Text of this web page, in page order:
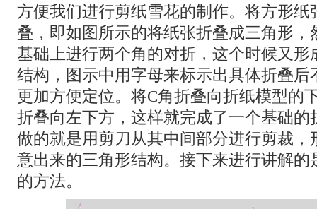
方便我们进行剪纸雪花的制作。将方形纸
叠，即如图所示的将纸张折叠成三角形，
基础上进行两个角的对折，这个时候又形
结构，图示中用字母来标示出具体折叠后
更加方便定位。将C角折叠向折纸模型的
折叠向左下方，这样就完成了一个基础的
做的就是用剪刀从其中间部分进行剪裁，
意出来的三角形结构。接下来进行讲解的
的方法。